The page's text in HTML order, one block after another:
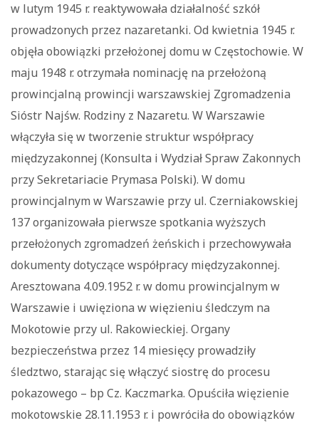
w lutym 1945 r. reaktywowała działalność szkół
prowadzonych przez nazaretanki. Od kwietnia 1945 r.
objęła obowiązki przełożonej domu w Częstochowie. W
maju 1948 r. otrzymała nominację na przełożoną
prowincjalną prowincji warszawskiej Zgromadzenia
Sióstr Najśw. Rodziny z Nazaretu. W Warszawie
włączyła się w tworzenie struktur współpracy
międzyzakonnej (Konsulta i Wydział Spraw Zakonnych
przy Sekretariacie Prymasa Polski). W domu
prowincjalnym w Warszawie przy ul. Czerniakowskiej
137 organizowała pierwsze spotkania wyższych
przełożonych zgromadzeń żeńskich i przechowywała
dokumenty dotyczące współpracy międzyzakonnej.
Aresztowana 4.09.1952 r. w domu prowincjalnym w
Warszawie i uwięziona w więzieniu śledczym na
Mokotowie przy ul. Rakowieckiej. Organy
bezpieczeństwa przez 14 miesięcy prowadziły
śledztwo, starając się włączyć siostrę do procesu
pokazowego – bp Cz. Kaczmarka. Opuściła więzienie
mokotowskie 28.11.1953 r. i powróciła do obowiązków